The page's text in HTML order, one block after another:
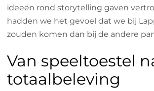
ideeën rond storytelling gaven
hadden we het gevoel dat we bij
zouden komen dan bij de andere
Van speeltoestel
totaalbeleving